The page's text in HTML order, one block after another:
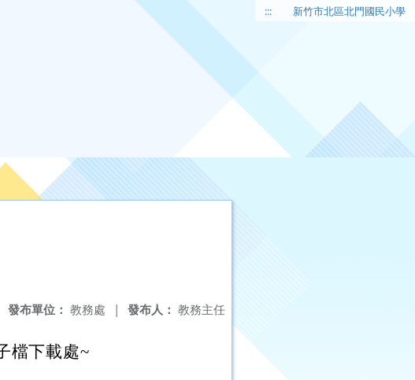
::: 新竹市北區北門國民小學
發布人： 教務主任
發布單位： 教務處 |
檔下載處~